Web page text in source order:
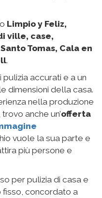
Limpio y Feliz,
ville, case,
Tomas, Cala en
.
accurati e a un
dimensioni della casa.
nella produzione
anche un’offerta
vuole la sua parte e
più persone e
per pulizia di casa e
fisso, concordato a